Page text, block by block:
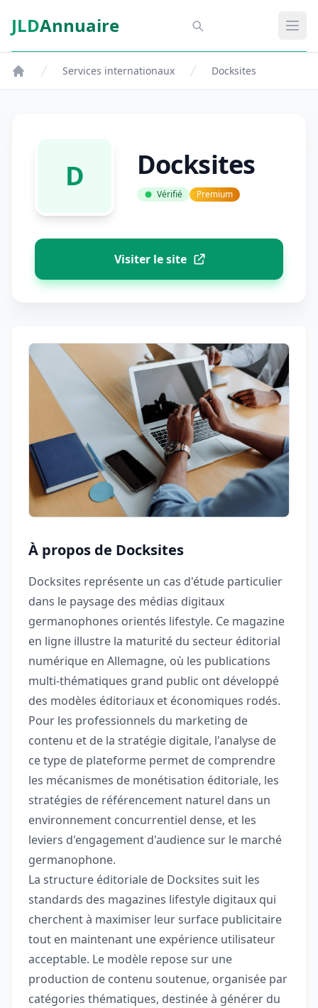
Aspect SDM
JLDAnnuaire
Services internationaux Docksites
D Docksites
Vérifié Premium
Visiter le site
À propos de Docksites
Docksites représente un cas d'étude particulier
dans le paysage des médias digitaux
germanophones orientés lifestyle. Ce magazine
en ligne illustre la maturité du secteur éditorial
numérique en Allemagne, où les publications
multi-thématiques grand public ont développé
des modèles éditoriaux et économiques rodés.
Pour les professionnels du marketing de
contenu et de la stratégie digitale, l'analyse de
ce type de plateforme permet de comprendre
les mécanismes de monétisation éditoriale, les
stratégies de référencement naturel dans un
environnement concurrentiel dense, et les
leviers d'engagement d'audience sur le marché
germanophone.
La structure éditoriale de Docksites suit les
standards des magazines lifestyle digitaux qui
cherchent à maximiser leur surface publicitaire
tout en maintenant une expérience utilisateur
acceptable. Le modèle repose sur une
production de contenu soutenue, organisée par
catégories thématiques, destinée à générer du